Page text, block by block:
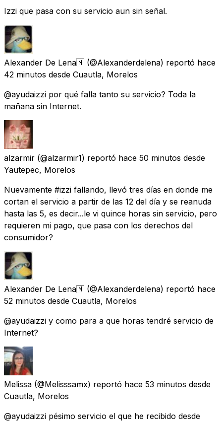
Izzi que pasa con su servicio aun sin señal.
Alexander De Lena🇲 (@Alexanderdelena) reportó hace
42 minutos desde Cuautla, Morelos
@ayudaizzi por qué falla tanto su servicio? Toda la
mañana sin Internet.
alzarmir (@alzarmir1) reportó hace 50 minutos desde
Yautepec, Morelos
Nuevamente #izzi fallando, llevó tres días en donde me
cortan el servicio a partir de las 12 del día y se reanuda
hasta las 5, es decir...le vi quince horas sin servicio, pero
requieren mi pago, que pasa con los derechos del
consumidor?
Alexander De Lena🇲 (@Alexanderdelena) reportó hace
52 minutos desde Cuautla, Morelos
@ayudaizzi y como para a que horas tendré servicio de
Internet?
Melissa (@Melisssamx) reportó hace 53 minutos desde
Cuautla, Morelos
@ayudaizzi pésimo servicio el que he recibido desde